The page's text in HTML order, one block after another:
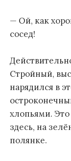
— Ой, как
сосед!
Стройный,
нарядился в
хлопьями.
здесь, на
полянке.